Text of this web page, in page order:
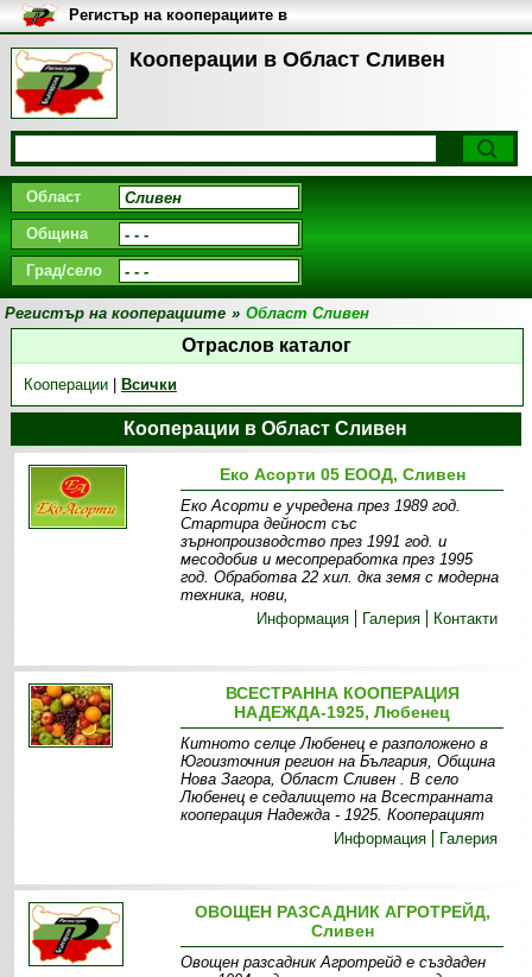
Кооперации в Област Сливен
Регистър на кооперациите в
България
Област
Община
Град/село
Регистър на кооперациите » Област Сливен
Отраслов каталог
Кооперации| Всички
Кооперации в Област Сливен
Еко Асорти 05 ЕООД, Сливен
Еко Асорти е учредена през 1989 год.
Стартира дейност със
зърнопроизводство през 1991 год. и
месодобив и месопреработка през 1995
год. Обработва 22 хил. дка земя c модерна
техника, нови,
Информация
Галерия Контакти
ВСЕСТРАННА КООПЕРАЦИЯ
НАДЕЖДА-1925, Любенец
Китното селце Любенец е разположено в
Югоизточния регион на България, Община
Нова Загора, Област Сливен . В село
Любенец е седалището на Всестранната
кооперация Надежда - 1925. Кооперацият
Информация
Галерия
ОВОЩЕН РАЗСАДНИК АГРОТРЕЙД,
Сливен
Овощен разсадник Агротрейд е създаден